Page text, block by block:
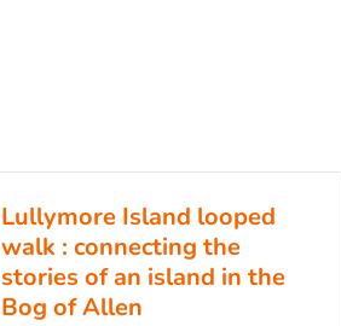
Lullymore Island looped
walk : connecting the
stories of an island in the
Bog of Allen